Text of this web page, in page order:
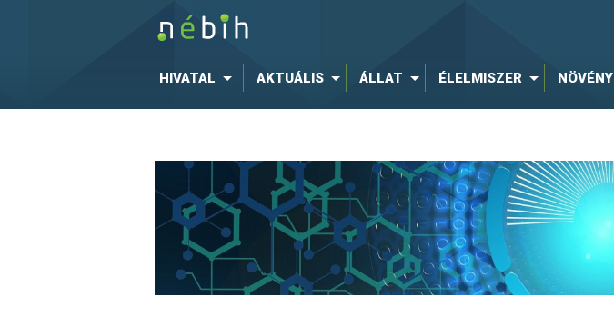
HIVATAL AKTUÁLIS ÁLLAT ÉLELMISZER NÖVÉNY